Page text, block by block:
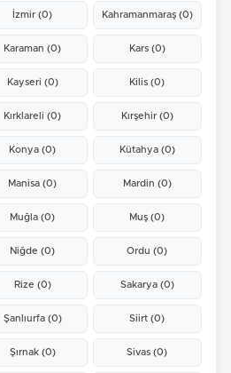
İzmir(0) Kahramanmaraş (0)
Karaman(0) Kars (0)
Kayseri (0) Kilis(0)
Kırklareli(0) Kırşehir (0)
Konya(0) Kütahya (0)
Manisa(0) Mardin (0)
Muğla(0) Muş(0)
Niğde(0) Ordu(0)
Rize (0) Sakarya (0)
Şanlıurfa (0) Siirt(0)
Şırnak (0) Sivas(0)